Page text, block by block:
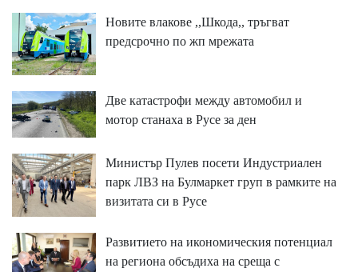
Новите влакове ,,Шкода,, тръгват
предсрочно по жп мрежата
Две катастрофи между автомобил и
мотор станаха в Русе за ден
Министър Пулев посети Индустриален
парк ЛВЗ на Булмаркет груп в рамките на
визитата си в Русе
Развитието на икономическия потенциал
на региона обсъдиха на среща с